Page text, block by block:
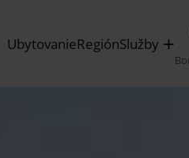
UbytovanieRegiónSlužby